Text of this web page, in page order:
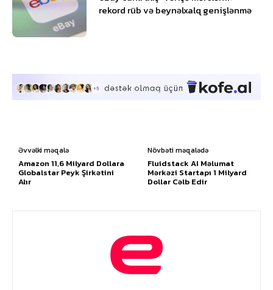
rekord rüb və beynəlxalq genişlənmə
Əvvəlki məqalə
Amazon 11,6 Milyard Dollara
Globalstar Peyk Şirkətini
Alır
Növbəti məqalədə
Fluidstack AI Məlumat
Mərkəzi Startapı 1 Milyard
Dollar Cəlb Edir